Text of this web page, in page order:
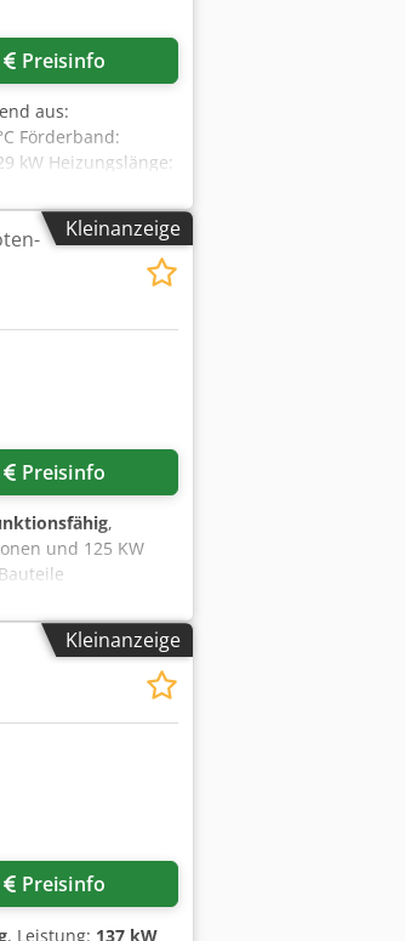
Preisinfo
aus:
Förderband:
kW Heizungslänge:
Sticksoff,
max. 80°C
Kleinanzeige
Preisinfo
,
und 125 KW
werden,
von uns auf den
Kleinanzeige
Preisinfo
, Leistung: 137 kW